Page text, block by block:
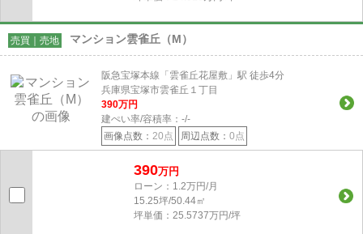
売買｜売地 マンション雲雀丘（M）
阪急宝塚本線「雲雀丘花屋敷」駅 徒歩4分
兵庫県宝塚市雲雀丘１丁目
390万円
建ぺい率/容積率： -/-
画像点数： 20点 周辺点数： 0点
390万円
ローン：1.2万円/月
15.25坪/50.44㎡
坪単価：25.5737万円/坪